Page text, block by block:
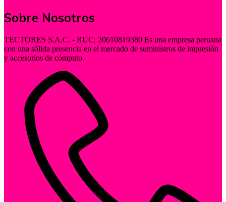
Sobre Nosotros
TECTORES S.A.C. - RUC: 20610819380 Es una empresa peruana
con una sólida presencia en el mercado de suministros de impresión
y accesorios de cómputo.